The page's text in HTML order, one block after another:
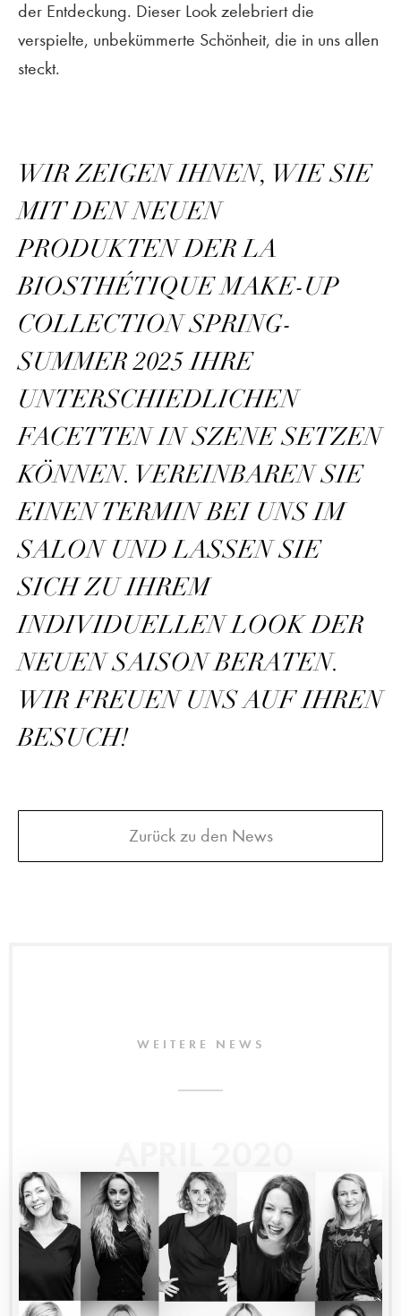
der Entdeckung. Dieser Look zelebriert die
verspielte, unbekümmerte Schönheit, die in uns allen
steckt.
WIR ZEIGEN IHNEN, WIE SIE
MIT DEN NEUEN
PRODUKTEN DER LA
BIOSTHÉTIQUE MAKE-UP
COLLECTION SPRING-
SUMMER 2025 IHRE
UNTERSCHIEDLICHEN
FACETTEN IN SZENE SETZEN
KÖNNEN. VEREINBAREN SIE
EINEN TERMIN BEI UNS IM
SALON UND LASSEN SIE
SICH ZU IHREM
INDIVIDUELLEN LOOK DER
NEUEN SAISON BERATEN.
WIR FREUEN UNS AUF IHREN
BESUCH!
Zurück zu den News
WEITERE NEWS